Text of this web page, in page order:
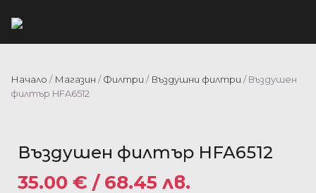
Начало / Магазин /Филтри / Въздушни филтри / Въздушен
филтър HFA6512
Въздушен филтър HFA6512
35.00 € / 68.45 лв.